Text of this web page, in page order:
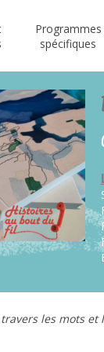
Programmes
spécifiques
les mots